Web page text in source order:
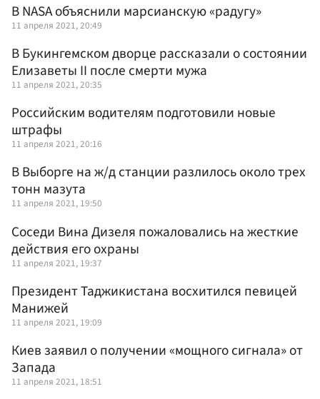
В NASA объяснили марсианскую «радугу»
11 апреля 2021, 20:49
В Букингемском дворце рассказали о состоянии
Елизаветы II после смерти мужа
11 апреля 2021, 20:35
Российским водителям подготовили новые
штрафы
11 апреля 2021, 20:16
В Выборге на ж/д станции разлилось около трех
тонн мазута
11 апреля 2021, 19:50
Соседи Вина Дизеля пожаловались на жесткие
действия его охраны
11 апреля 2021, 19:37
Президент Таджикистана восхитился певицей
Манижей
11 апреля 2021, 19:09
Киев заявил о получении «мощного сигнала» от
Запада
11 апреля 2021, 18:51